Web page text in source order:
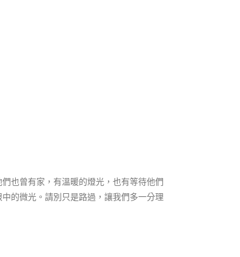
也曾有家，有溫暖的燈光，也有等待他們
的微光。請別只是路過，讓我們多一分理